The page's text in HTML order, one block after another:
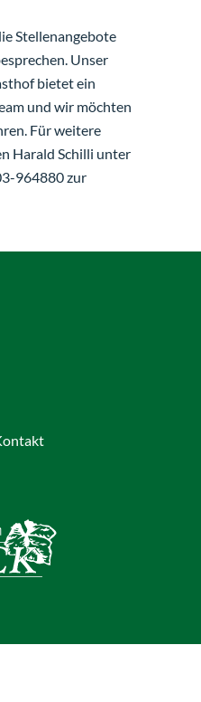
Stellenangebote
Unser
bietet ein
und wir möchten
Für weitere
Harald Schilli unter
964880 zur